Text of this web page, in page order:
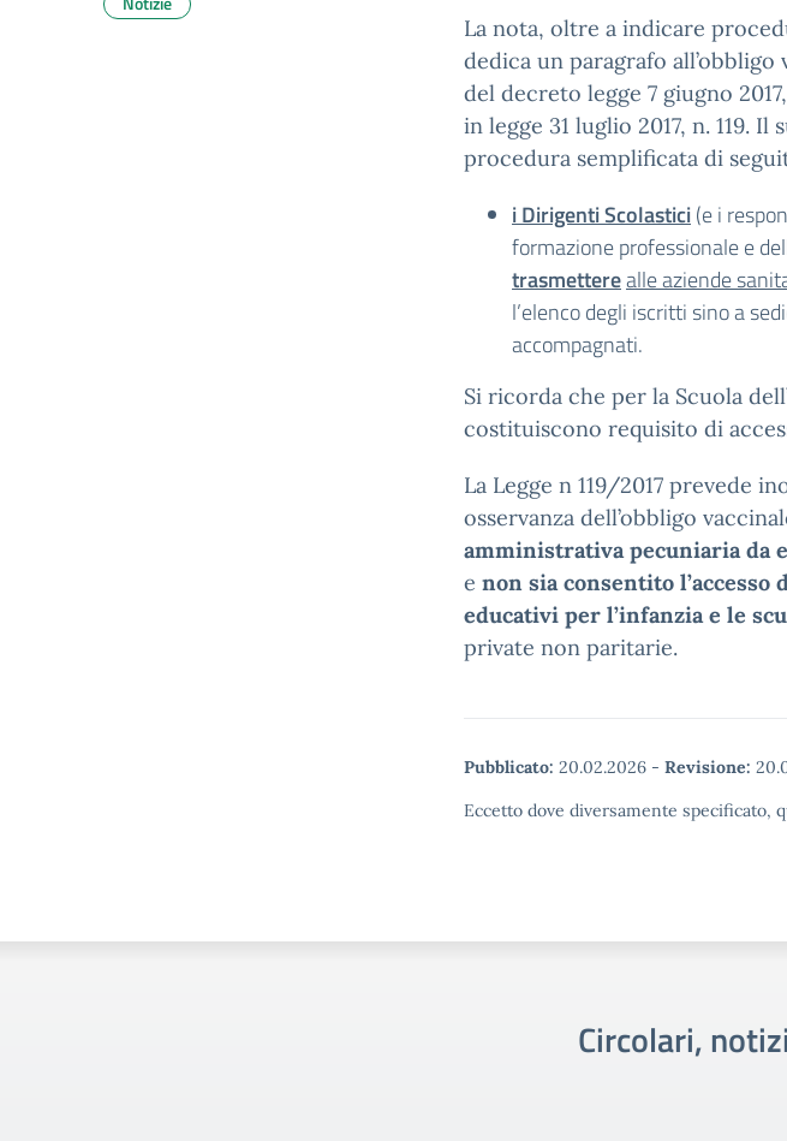
La nota, oltre a indicare
dedica un paragrafo
del decreto legge 7 giugno
in legge 31 luglio 2017, n. 119.
procedura semplificata di
i Dirigenti Scolastici(e i
formazione professionale e
trasmetterealle aziende
l’elenco degli iscritti sino a
accompagnati.
Si ricorda che per la Scuola
costituiscono requisito di
La Legge n 119/2017 prevede
osservanza dell’obbligo
amministrativa pecuniaria da
e non sia consentito
educativi per l’infanzia e le
private non paritarie.
Pubblicato: 20.02.2026 - Revisione:
Eccetto dove diversamente specificato,
Circolari,